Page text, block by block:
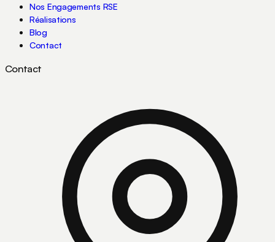
Nos Engagements RSE
Réalisations
Blog
Contact
Contact